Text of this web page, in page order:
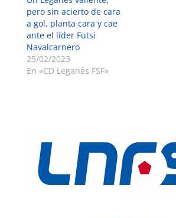
pero sin acierto de cara
a gol, planta cara y cae
ante el líder Futsi
Navalcarnero
25/02/2023
En «CD Leganés FSF»